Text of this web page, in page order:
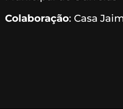
Colaboração: Casa